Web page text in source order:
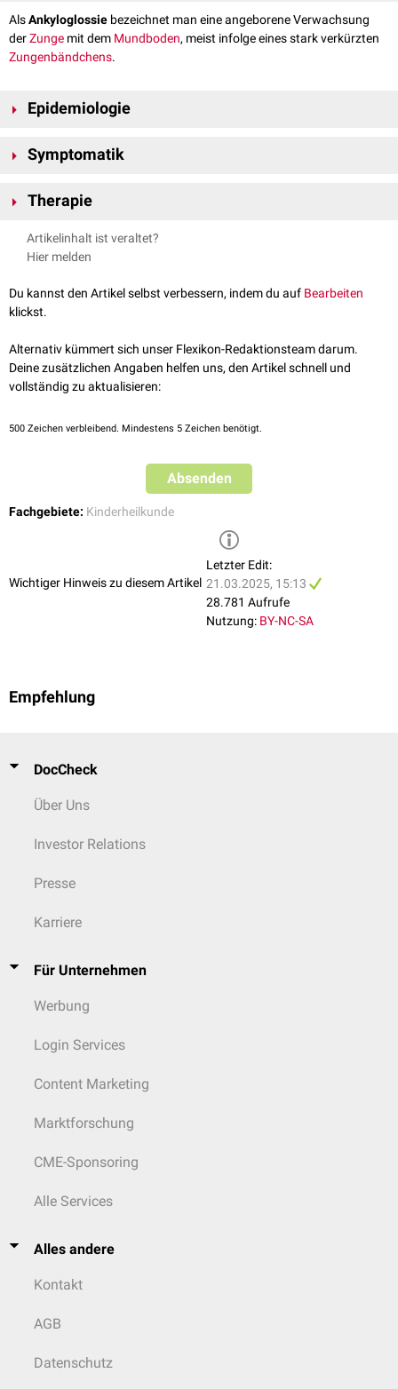
AlsAnkyloglossie bezeichnet man eine angeborene Verwachsung
derZunge mit dem Mundboden, meist infolge eines stark verkürzten
Zungenbändchens.
Epidemiologie
angegeben, wobei bei Müttern mit
Symptomatik
Fällen besteht zwischen Zunge und Mundboden nur eine dünne
Mundboden flächig an. In klinisch apparenten Fällen sieht man folgende
Symptome:
eingedellte, stumpfe, zweigeteilte Zungenspitze
Gestörte Aufnahme der
Therapie
Frenotomie
Frenuloplastik
Artikelinhalt ist veraltet?
Hier melden
Du kannst den Artikel selbst verbessern, indem du auf Bearbeiten
klickst.
Alternativ kümmert sich unser Flexikon-Redaktionsteam darum.
Deine zusätzlichen Angaben helfen uns, den Artikel schnell und
vollständig zu aktualisieren:
500 Zeichen verbleibend. Mindestens 5 Zeichen benötigt.
Absenden
Fachgebiete: Kinderheilkunde
Wichtiger Hinweis zu diesem Artikel
Letzter Edit:
21.03.2025, 15:13
28.781 Aufrufe
Nutzung: BY-NC-SA
Empfehlung
DocCheck
Über Uns
Investor Relations
Presse
Karriere
Für Unternehmen
Werbung
Login Services
Content Marketing
Marktforschung
CME-Sponsoring
Alle Services
Alles andere
Kontakt
AGB
Datenschutz